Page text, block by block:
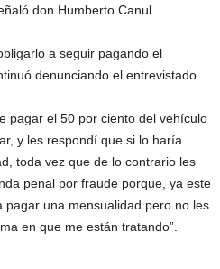
don Humberto Canul.
a seguir pagando el
denunciando el entrevistado.
pagar el 50 por ciento del vehículo
y les respondí que si lo haría
toda vez que de lo contrario les
penal por fraude porque, ya este
una mensualidad pero no les
en que me están tratando”.